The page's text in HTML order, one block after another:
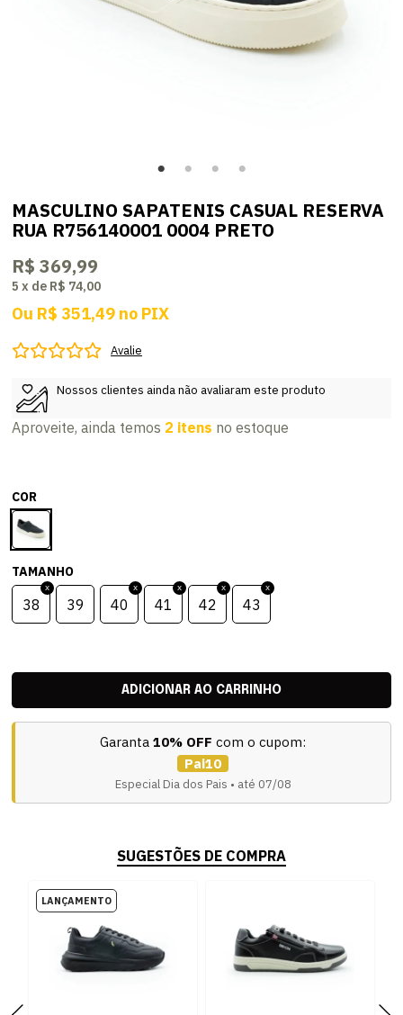
MASCULINO SAPATENIS CASUAL RESERVA
RUA R756140001 0004 PRETO
R$ 369,99
5 x de R$ 74,00
Ou R$ 351,49 no PIX
Avalie
Nossos clientes ainda não avaliaram este produto
Aproveite, ainda temos 2 itens no estoque
COR
TAMANHO
38 39 40 41 42 43
Garanta 10% OFF com o cupom:
Pai10
Especial Dia dos Pais • até 07/08
SUGESTÕES DE COMPRA